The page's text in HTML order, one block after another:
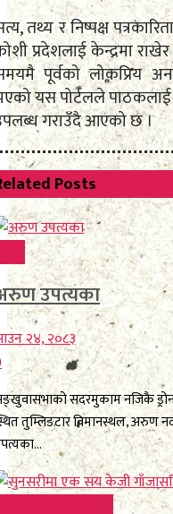
तथ्य र निष्पक्ष
प्रदेशलाई केन्द्रमा
पूर्वको लोकप्रिय
यस पोर्टलले
गराउँदै आएको छ ।
Posts
उपत्यका
२४, २०८३
सदरमुकाम नजिकै
तुम्लिङटार विमानस्थल,